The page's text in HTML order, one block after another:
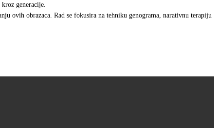
generacije.
ovih obrazaca. Rad se fokusira na tehniku genograma, narativnu terapiju